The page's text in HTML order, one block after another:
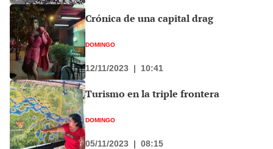
Crónica de una capital drag
DOMINGO
12/11/2023 | 10:41
Turismo en la triple frontera
DOMINGO
05/11/2023 | 08:15